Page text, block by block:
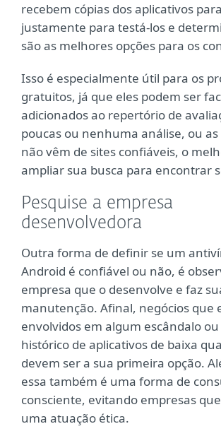
recebem cópias dos aplicativos
justamente para testá-los e
são as melhores opções para os
Isso é especialmente útil para os
gratuitos, já que eles podem ser
adicionados ao repertório de
poucas ou nenhuma análise, ou
não vêm de sites confiáveis, o
ampliar sua busca para encontrar
Pesquise a empresa
desenvolvedora
Outra forma de definir se um
Android é confiável ou não, é
empresa que o desenvolve e faz
manutenção. Afinal, negócios que
envolvidos em algum escândalo
histórico de aplicativos de baixa
devem ser a sua primeira opção.
essa também é uma forma de
consciente, evitando empresas
uma atuação ética.